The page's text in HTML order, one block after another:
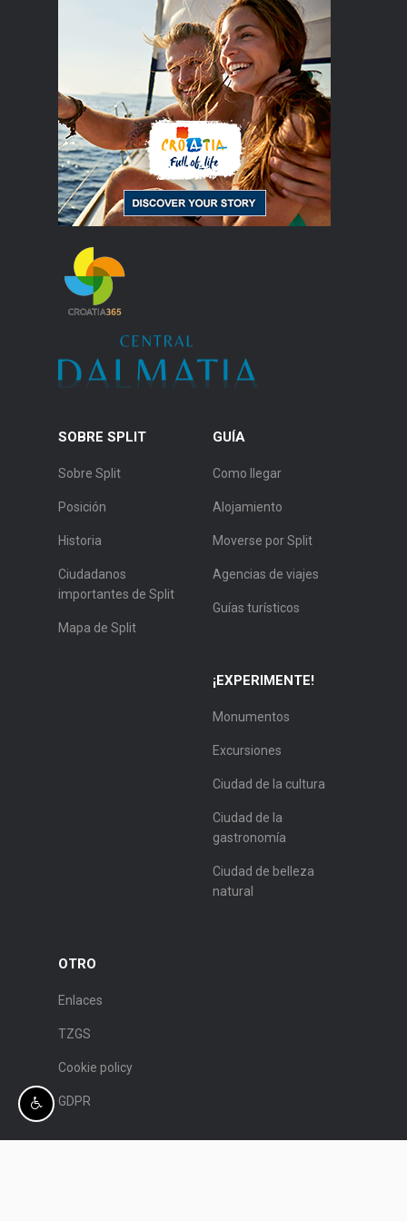
SOBRE SPLIT
Sobre Split
Posición
Historia
Ciudadanos
importantes de Split
Mapa de Split
GUÍA
Como llegar
Alojamiento
Moverse por Split
Agencias de viajes
Guías turísticos
¡EXPERIMENTE!
Monumentos
Excursiones
Ciudad de la cultura
Ciudad de la
gastronomía
Ciudad de belleza
natural
OTRO
Enlaces
TZGS
Cookie policy
GDPR